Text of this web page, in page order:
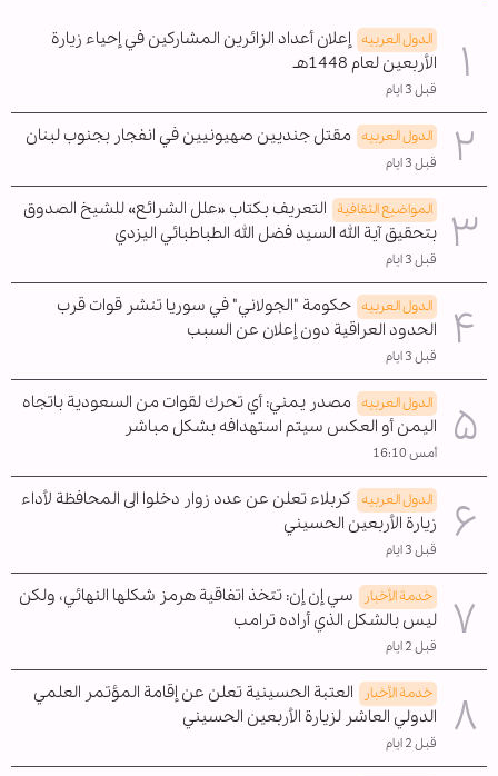
الدول العربیه إعلان أعداد الزائرين المشاركين في إحياء زيارة
الأربعين لعام 1448هـ
قبل 3 ايام
الدول العربیه مقتل جنديين صهيونيين في انفجار بجنوب لبنان
قبل 3 ايام
المواضیع الثقافية التعريف بكتاب «علل الشرائع» للشيخ الصدوق
بتحقيق آية الله السيد فضل الله الطباطبائي اليزدي
قبل 3 ايام
الدول العربیه حكومة "الجولاني" في سوريا تنشر قوات قرب
الحدود العراقية دون إعلان عن السبب
قبل 3 ايام
الدول العربیه مصدر يمني: أي تحرك لقوات من السعودية باتجاه
اليمن أو العكس سيتم استهدافه بشكل مباشر
أمس 16:10
الدول العربیه كربلاء تعلن عن عدد زوار دخلوا الى المحافظة لأداء
زيارة الأربعين الحسيني
قبل 3 ايام
خدمة الأخبار
سي إن إن: تتخذ اتفاقية هرمز شكلها النهائي، ولكن
ليس بالشكل الذي أراده ترامب
قبل 2 ايام
خدمة الأخبار
العتبة الحسينية تعلن عن إقامة المؤتمر العلمي
الدولي العاشر لزيارة الأربعين الحسيني
قبل 2 ايام